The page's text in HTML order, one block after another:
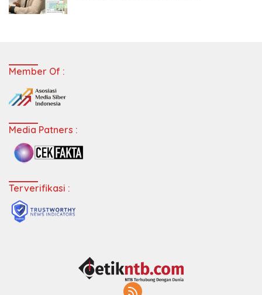
Member Of :
Media Patners :
Terverifikasi :